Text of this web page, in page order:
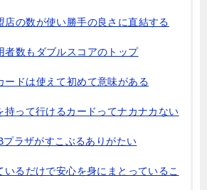
店の数が使い勝手の良さに直結する
者数もダブルスコアのトップ
ードは使えて初めて意味がある
持って行けるカードってナカナカない
プラザがすこぶるありがたい
いるだけで安心を身にまとっているこ